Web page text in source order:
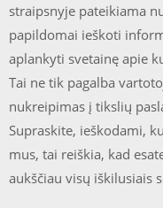
straipsnyje pateikiama
papildomai ieškoti
aplankyti svetainę apie
Tai ne tik pagalba
nukreipimas į tikslių
Supraskite, ieškodami,
mus, tai reiškia, kad
aukščiau visų iškilusiais